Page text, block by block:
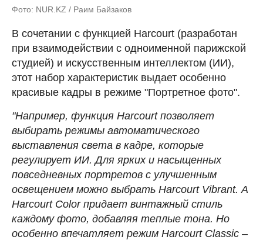
Фото: NUR.KZ / Раим Байзаков
В сочетании с функцией Harcourt (разработан
при взаимодействии с одноименной парижской
студией) и искусственным интеллектом (ИИ),
этот набор характеристик выдает особенно
красивые кадры в режиме "Портретное фото".
"Например, функция Harcourt позволяет
выбирать режимы автоматического
выставления света в кадре, которые
регулирует ИИ. Для ярких и насыщенных
повседневных портретов с улучшенным
освещением можно выбрать Harcourt Vibrant. А
Harcourt Color придает винтажный стиль
каждому фото, добавляя теплые тона. Но
особенно впечатляет режим Harcourt Classic –